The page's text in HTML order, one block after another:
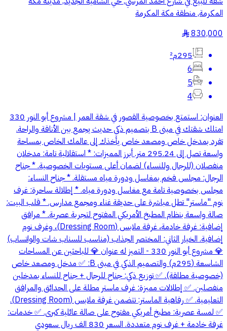
المكرمة, منطقة مكة المكرمة
830,000
§
295م²
6
5
4
العنوان: استمتع بخصوصية القصور في شقة العمر | مشروع أبو النور 330
امتلك شقتك في مبنى B بتصميم ذكي حديث يجمع بين الأناقة والراحة.
تفرد بمدخل خاص ومصعد خاص يأخذك إلى عالمك الخاص بمساحة
واسعة تصل إلى 295.24 متر. أبرز المميزات: * استقلالية تامة: مدخلان
منفصلان (للرجال وللنساء) لضمان أعلى مستويات الخصوصية. * جناح
الرجال: مجلس فخم بمغاسل ودورة مياه مستقلة. * جناح النساء:
مجلس بخصوصية تامة مع مغاسل ودورة مياه. * إطلالة ساحرة: غرف
نوم "ماستر" تطل مباشرة على حديقة غناء ومجمع مدارس. * قلب البيت:
صالة واسعة بنظام المطبخ الأمريكي المفتوح لتجربة عصرية. * مرافق
إضافية: غرفة خادمة، غرفة ملابس (Dressing Room)، وغرف نوم
إضافية. الخيار الثاني: المختصر الجذاب (مناسب للسناب شات والواتساب)
💎 مشروع أبو النور 330 - التميز له عنوان 💎 للباحثين عن المساحات
الشاسعة (295م) والتصميم الذكي في مبنى B: ✅ مدخل ومصعد خاص
(خصوصية مطلقة). ✅ توزيع ذكي: جناح للرجال + جناح للنساء بمدخلين
منفصلين. ✅ إطلالات مميزة: غرف ماستر مطلة على الحدائق والمرافق
التعليمية. ✅ رفاهية الماستر: تتضمن غرفة ملابس (Dressing Room).
✅ لمسة عصرية: مطبخ أمريكي مفتوح على صالة عائلية كبرى. ✅ خدمات:
غرفة خادمة + غرف نوم متعددة. السعر 830 الف ريال سعودي